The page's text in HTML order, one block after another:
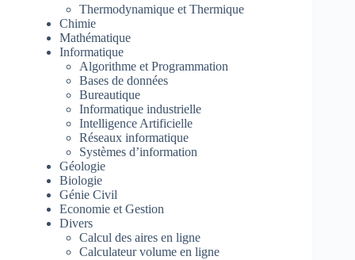
Thermodynamique et Thermique
Chimie
Mathématique
Informatique
Algorithme et Programmation
Bases de données
Bureautique
Informatique industrielle
Intelligence Artificielle
Réseaux informatique
Systèmes d’information
Géologie
Biologie
Génie Civil
Economie et Gestion
Divers
Calcul des aires en ligne
Calculateur volume en ligne